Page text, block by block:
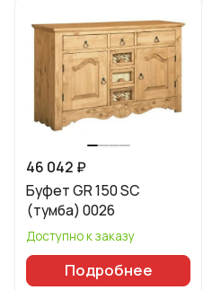
46 042 ₽
Буфет GR 150 SC
(тумба) 0026
Доступно к заказу
Подробнее